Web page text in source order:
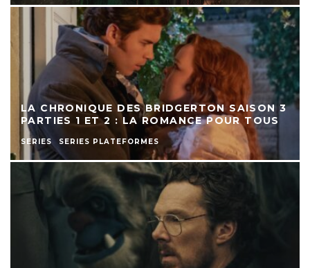
LA CHRONIQUE DES BRIDGERTON SAISON 3
PARTIES 1 ET 2 : LA ROMANCE POUR TOUS
SERIES SERIES PLATEFORMES